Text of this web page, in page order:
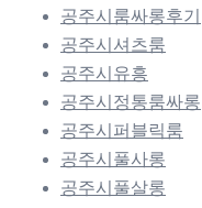
공주시룸싸롱후기
공주시셔츠룸
공주시유흥
공주시정통룸싸롱
공주시퍼블릭룸
공주시풀사롱
공주시풀살롱